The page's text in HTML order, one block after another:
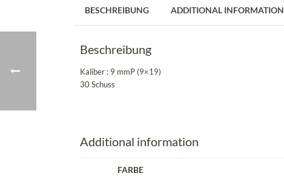
BESCHREIBUNG ADDITIONAL INFORMATION
Beschreibung
Kaliber : 9 mmP (9×19)
30 Schuss
Additional information
FARBE